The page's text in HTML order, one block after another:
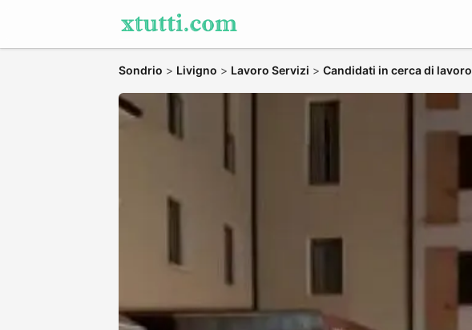
Sondrio > Livigno > Lavoro Servizi > Candidati in cerca di lavoro